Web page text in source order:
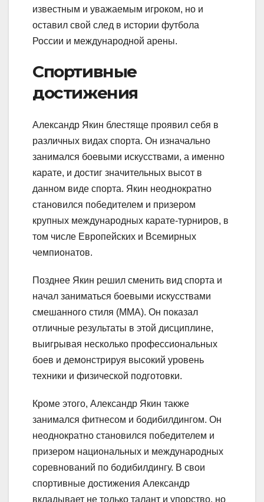
известным и уважаемым игроком, но и
оставил свой след в истории футбола
России и международной арены.
Спортивные
достижения
Александр Якин блестяще проявил себя в
различных видах спорта. Он изначально
занимался боевыми искусствами, а именно
карате, и достиг значительных высот в
данном виде спорта. Якин неоднократно
становился победителем и призером
крупных международных карате-турниров, в
том числе Европейских и Всемирных
чемпионатов.
Позднее Якин решил сменить вид спорта и
начал заниматься боевыми искусствами
смешанного стиля (MMA). Он показал
отличные результаты в этой дисциплине,
выигрывая несколько профессиональных
боев и демонстрируя высокий уровень
техники и физической подготовки.
Кроме этого, Александр Якин также
занимался фитнесом и бодибилдингом. Он
неоднократно становился победителем и
призером национальных и международных
соревнований по бодибилдингу. В свои
спортивные достижения Александр
вкладывает не только талант и упорство, но